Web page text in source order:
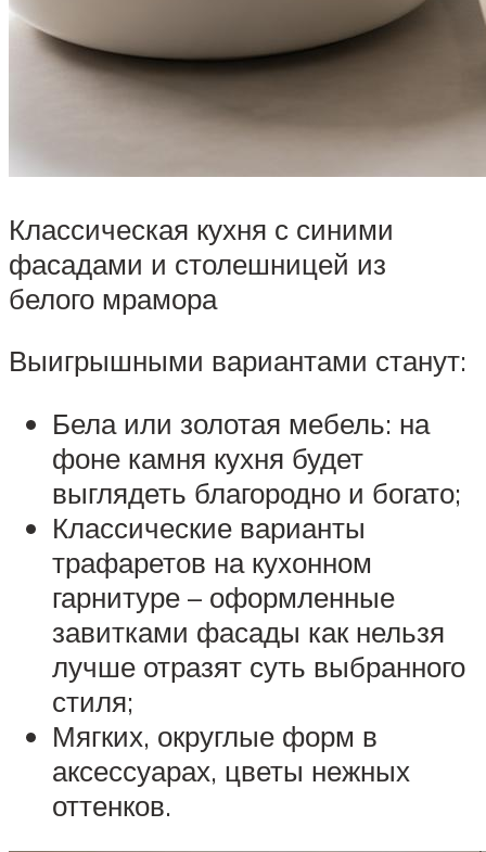
Классическая кухня с синими
фасадами и столешницей из
белого мрамора
Выигрышными вариантами станут:
Бела или золотая мебель: на
фоне камня кухня будет
выглядеть благородно и богато;
Классические варианты
трафаретов на кухонном
гарнитуре – оформленные
завитками фасады как нельзя
лучше отразят суть выбранного
стиля;
Мягких, округлые форм в
аксессуарах, цветы нежных
оттенков.